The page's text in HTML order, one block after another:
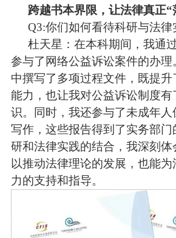
跨越书本界限，让法律真正“
Q3:你们如何看待科研与法律
杜天星： 在本科期间，我通
参与了网络公益诉讼案件的办理
中撰写了多项过程文件，既提
能力，也让我对公益诉讼制度有
识。同时，我还参与了未成年人
写作，这些报告得到了实务部
研和法律实践的结合，我深刻
以推动法律理论的发展，也能
力的支持和指导。